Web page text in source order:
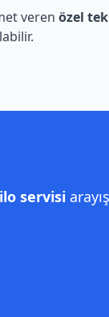
veren özel
servisi